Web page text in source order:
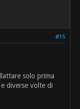
#15
solo prima
diverse volte di